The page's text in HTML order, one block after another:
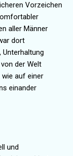
Vorzeichen
aller Männer
dort
der Welt
auf einer
einander
und